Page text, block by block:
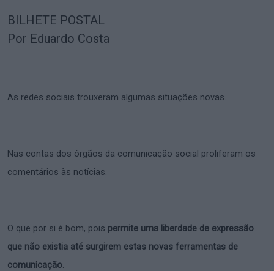
BILHETE POSTAL
Por Eduardo Costa
As redes sociais trouxeram algumas situações novas.
Nas contas dos órgãos da comunicação social proliferam os
comentários às notícias.
O que por si é bom, pois permite uma liberdade de expressão
que não existia até surgirem estas novas ferramentas de
comunicação.